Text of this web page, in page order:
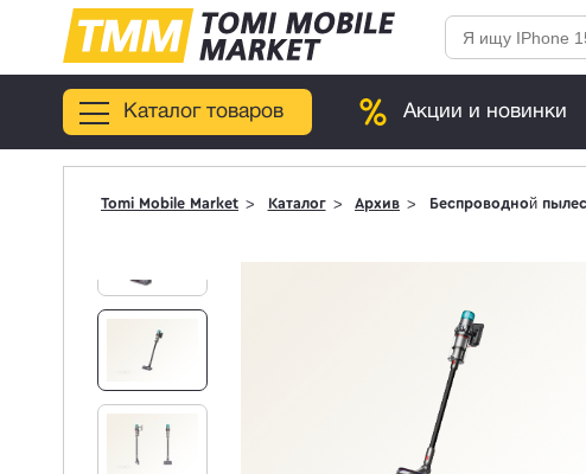
Каталог товаров Акции и новинки
Tomi Mobile Market Каталог Архив Беспроводной